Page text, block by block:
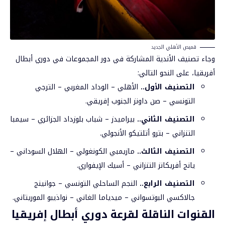
قميص الأهلي الجديد
وجاء تصنيف الأندية المشاركة في دور المجموعات في دوري أبطال
أفريقيا، على النحو التالي:
التصنيف الأول.. الأهلي – الوداد المغربي – الترجي
التونسي – صن داونز الجنوب إفريقي.
التصنيف الثاني.. بيراميدز – شباب بلوزداد الجزائري – سيمبا
التنزاني – بترو أتلتيكو الأنجولي.
التصنيف الثالث.. مازيمبي الكونغولي – الهلال السوداني –
يانج أفريكانز التنزاني – أسيك الإيفواري.
التصنيف الرابع.. النجم الساحلي التونسي – جوانينج
جالاكسي البوتسواني – ميدياما الغاني – نواذيبو الموريتاني.
القنوات الناقلة لقرعة دوري أبطال إفريقيا